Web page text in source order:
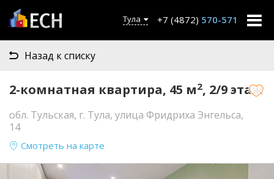
Тула +7 (4872) 570-571
Назад к списку
2-комнатная квартира, 45 м2, 2/9 этаж
обл. Тульская, г. Тула, улица Фридриха Энгельса,
14
Смотреть на карте